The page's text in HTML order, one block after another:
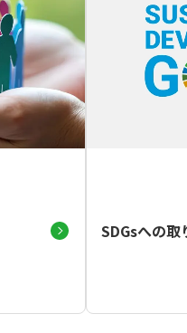
SDGsへの取